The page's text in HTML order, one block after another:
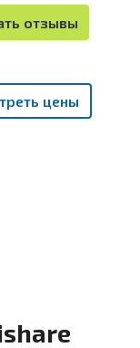
отзывы
цены